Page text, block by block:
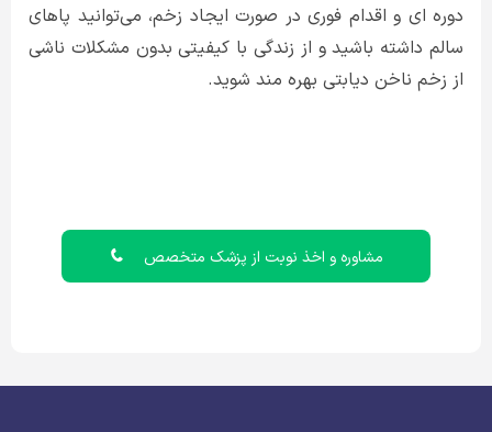
دوره ای و اقدام فوری در صورت ایجاد زخم، می‌توانید پاهای
سالم داشته باشید و از زندگی با کیفیتی بدون مشکلات ناشی
از زخم ناخن دیابتی بهره مند شوید.
مشاوره و اخذ نوبت از پزشک متخصص